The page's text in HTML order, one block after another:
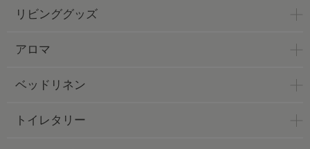
リビンググッズ
アロマ
ベッドリネン
トイレタリー